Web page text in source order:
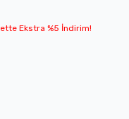
Ekstra %5 İndirim!